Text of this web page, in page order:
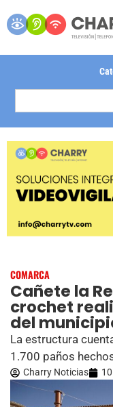
COMARCA
Cañete la
crochet
del
La estructura
1.700 paños
Charry Noticias